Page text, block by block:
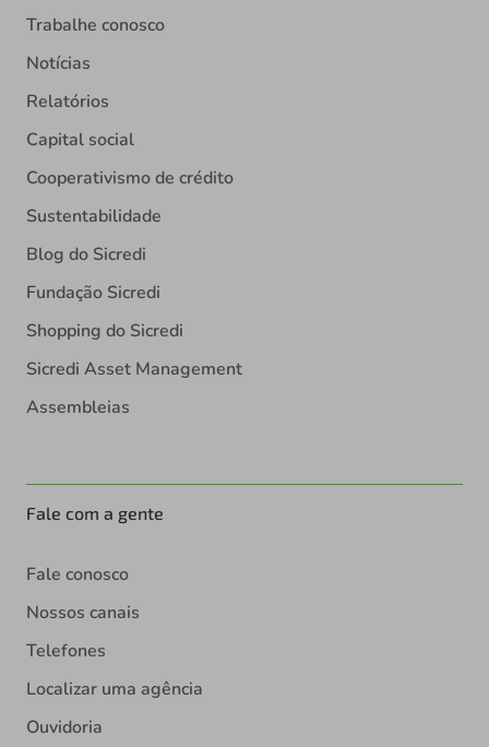
Trabalhe conosco
Notícias
Relatórios
Capital social
Cooperativismo de crédito
Sustentabilidade
Blog do Sicredi
Fundação Sicredi
Shopping do Sicredi
Sicredi Asset Management
Assembleias
Fale com a gente
Fale conosco
Nossos canais
Telefones
Localizar uma agência
Ouvidoria